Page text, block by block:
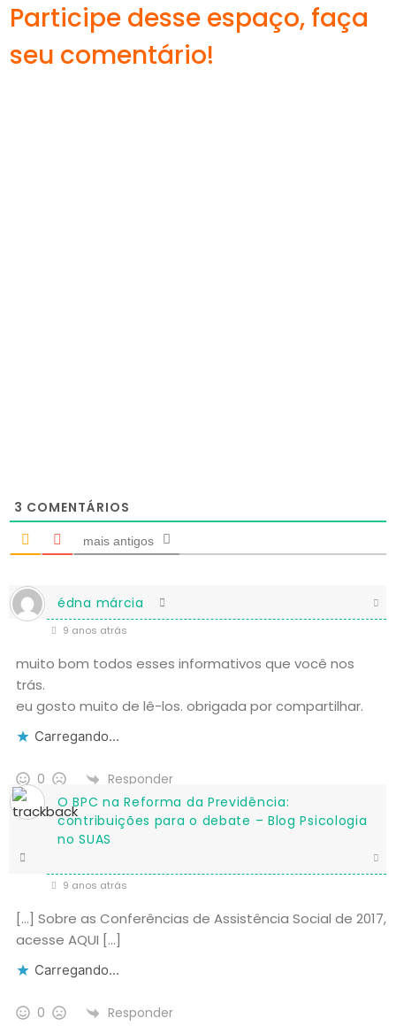
Participe desse espaço, faça
seu comentário!
3 COMENTÁRIOS
mais antigos
édna márcia
9 anos atrás
muito bom todos esses informativos que você nos
trás.
eu gosto muito de lê-los. obrigada por compartilhar.
Carregando...
0
Responder
O BPC na Reforma da Previdência:
contribuições para o debate – Blog Psicologia
no SUAS
9 anos atrás
[…] Sobre as Conferências de Assistência Social de 2017,
acesse AQUI […]
Carregando...
0 Responder